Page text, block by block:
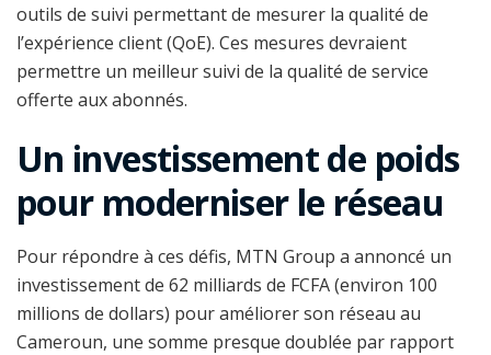
outils de suivi permettant de mesurer la qualité de
l’expérience client (QoE). Ces mesures devraient
permettre un meilleur suivi de la qualité de service
offerte aux abonnés.
Un investissement de poids
pour moderniser le réseau
Pour répondre à ces défis, MTN Group a annoncé un
investissement de 62 milliards de FCFA (environ 100
millions de dollars) pour améliorer son réseau au
Cameroun, une somme presque doublée par rapport